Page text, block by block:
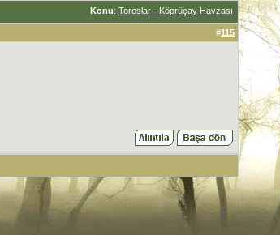
Konu: Toroslar - Köprüçay Havzası
#115